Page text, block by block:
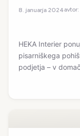
8. januarja 2024avtor:
HEKA Interier
pisarniškega
podjetja – v